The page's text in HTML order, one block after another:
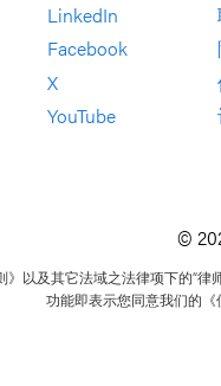
LinkedIn
Facebook
X
YouTube
©
以及其它法域之法律项下的“律
功能即表示您同意我们的《